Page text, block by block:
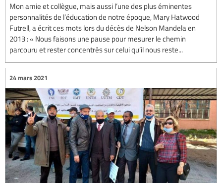
Mon amie et collègue, mais aussi l’une des plus éminentes
personnalités de l’éducation de notre époque, Mary Hatwood
Futrell, a écrit ces mots lors du décès de Nelson Mandela en
2013 : « Nous faisons une pause pour mesurer le chemin
parcouru et rester concentrés sur celui qu’il nous reste...
24 mars 2021